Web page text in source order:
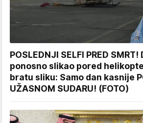
POSLEDNJI SELFI PRED
ponosno slikao pored
bratu sliku: Samo dan kasnije
UŽASNOM SUDARU! (FOTO)